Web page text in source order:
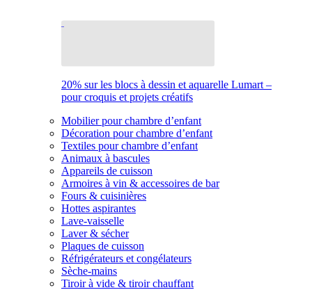
20% sur les blocs à dessin et aquarelle Lumart –
pour croquis et projets créatifs
Mobilier pour chambre d’enfant
Décoration pour chambre d’enfant
Textiles pour chambre d’enfant
Animaux à bascules
Appareils de cuisson
Armoires à vin & accessoires de bar
Fours & cuisinières
Hottes aspirantes
Lave-vaisselle
Laver & sécher
Plaques de cuisson
Réfrigérateurs et congélateurs
Sèche-mains
Tiroir à vide & tiroir chauffant